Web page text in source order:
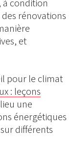
à condition
rénovations
et
pour le climat
: leçons
une
énergétiques
différents